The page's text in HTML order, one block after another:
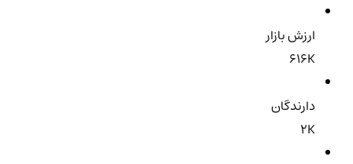
ارزش بازار
616K
دارندگان
2K